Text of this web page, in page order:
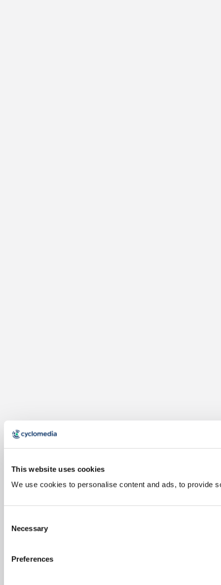
This website uses cookies
We use cookies to personalise content and ads, to provide
Selection
Necessary
Preferences